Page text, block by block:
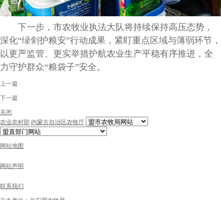
下一步，市农牧业执法大队将持续保持高压态势，
深化“绿剑护粮安”行动成果，紧盯重点区域与薄弱环节，
以更严监管、更实举措护航农业生产平稳有序推进，全
力守护群众“粮袋子”安全。
上一篇
下一篇
关闭
农业农村部 内蒙古自治区农牧厅
网站地图
网站声明
联系我们